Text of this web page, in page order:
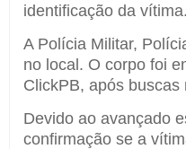
identificação da vítima.
A Polícia Militar,
no local. O corpo foi
ClickPB, após
Devido ao avançado
confirmação se a